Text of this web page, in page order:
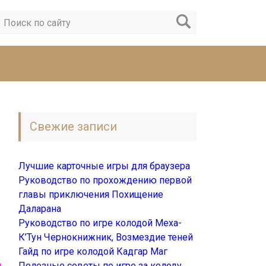
Свежие записи
Лучшие карточные игры для браузера
Руководство по прохождению первой
главы приключения Похищение
Даларана
Руководство по игре колодой Меха-
К’Тун Чернокнижник, Возмездие теней
Гайд по игре колодой Кадгар Маг